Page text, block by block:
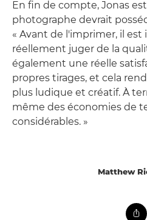
En fin de compte, Jonas
photographe devrait
« Avant de l'imprimer, il est
réellement juger de la
également une réelle
propres tirages, et cela
plus ludique et créatif. À
même des économies de
considérables. »
Matthew